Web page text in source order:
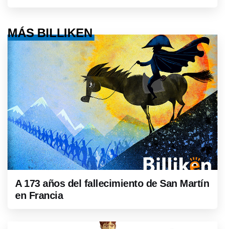
MÁS BILLIKEN
A 173 años del fallecimiento de San Martín
en Francia